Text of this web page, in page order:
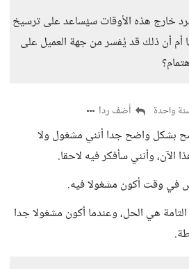
خارج هذه الأوقات سيُساعد على ترسيخ
أم أن ذلك قد يُفسر من جهة العميل على
واحدة أضف ردا
بشكل واضح جدا أنني مشغول ولا
الآن، وأنني سأفكر فيه لاحقا.
في وقت أكون مشغولا فيه.
التامة هي الحل، وعندما أكون مشغولا جدا